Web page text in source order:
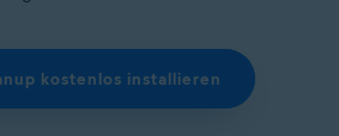
kostenlos installieren